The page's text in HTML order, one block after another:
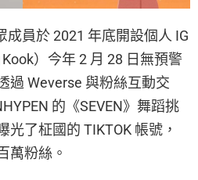
成員於 2021 年底開設個人 IG
）今年 2 月 28 日無預警
過 Weverse 與粉絲互動交
的《SEVEN》舞蹈挑
了柾國的 TIKTOK 帳號，
萬粉絲。